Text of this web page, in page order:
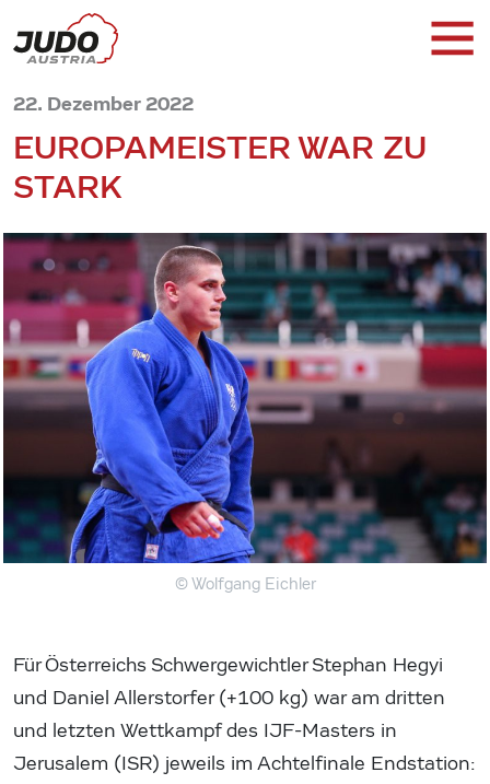
22. Dezember 2022
EUROPAMEISTER WAR ZU
STARK
© Wolfgang Eichler
Für Österreichs Schwergewichtler Stephan Hegyi
und Daniel Allerstorfer (+100 kg) war am dritten
und letzten Wettkampf des IJF-Masters in
Jerusalem (ISR) jeweils im Achtelfinale Endstation: